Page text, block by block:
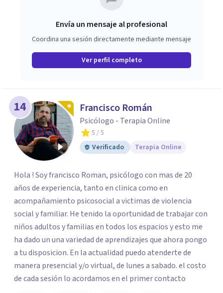
Envía un mensaje al profesional
Coordina una sesión directamente mediante mensaje
Ver perfil completo
14 Francisco Román
Psicólogo - Terapia Online
5 / 5
Verificado
Terapia Online
Hola ! Soy francisco Roman, psicólogo con mas de 20
años de experiencia, tanto en clinica como en
acompañamiento psicosocial a victimas de violencia
social y familiar. He tenido la oportunidad de trabajar con
niños adultos y familias en todos los espacios y esto me
ha dado un una variedad de aprendizajes que ahora pongo
a tu disposicion. En la actualidad puedo atenderte de
manera presencial y/o virtual, de lunes a sabado. el costo
de cada sesión lo acordamos en el primer contacto